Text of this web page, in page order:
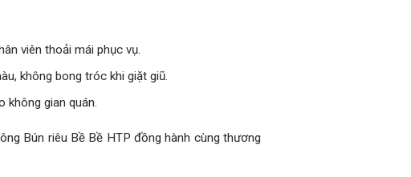
viên thoải mái phục vụ.
không bong tróc khi giặt giũ.
không gian quán.
Bún riêu Bề Bề HTP đồng hành cùng thương